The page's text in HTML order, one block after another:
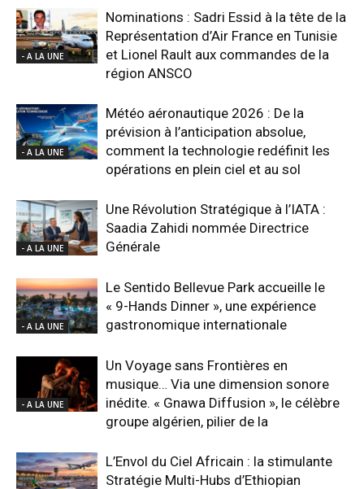
- A LA UNE
Nominations : Sadri Essid à la tête de la
Représentation d’Air France en Tunisie
et Lionel Rault aux commandes de la
région ANSCO
- A LA UNE
Météo aéronautique 2026 : De la
prévision à l’anticipation absolue,
comment la technologie redéfinit les
opérations en plein ciel et au sol
- A LA UNE
Une Révolution Stratégique à l’IATA :
Saadia Zahidi nommée Directrice
Générale
- A LA UNE
Le Sentido Bellevue Park accueille le
« 9-Hands Dinner », une expérience
gastronomique internationale
- A LA UNE
Un Voyage sans Frontières en
musique… Via une dimension sonore
inédite. « Gnawa Diffusion », le célèbre
groupe algérien, pilier de la
L’Envol du Ciel Africain : la stimulante
Stratégie Multi-Hubs d’Ethiopian